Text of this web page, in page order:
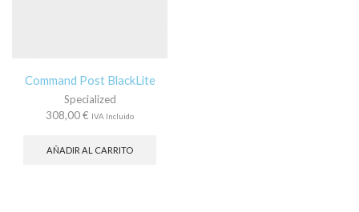
Command Post BlackLite
Specialized
308,00€ IVA Incluido
AÑADIR AL CARRITO